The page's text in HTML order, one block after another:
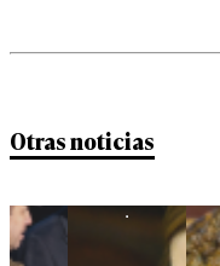
Otras noticias